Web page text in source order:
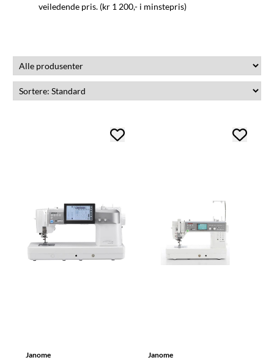
veiledende pris. (kr 1 200,- i minstepris)
Janome Janome